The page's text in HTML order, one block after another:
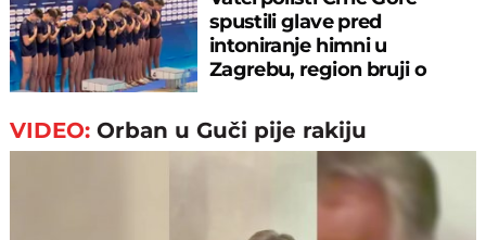
spustili glave pred
intoniranje himni u
Zagrebu, region bruji o
VIDEO:Orban u Guči pije rakiju